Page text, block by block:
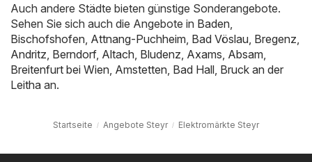
Auch andere Städte bieten günstige Sonderangebote.
Sehen Sie sich auch die Angebote in Baden
Bischofshofen Attnang-Puchheim Bad Vöslau Bregenz
Andritz Berndorf, Altach Bludenz Axams Absam
Breitenfurt bei Wien Amstetten Bad Hall Bruck an der
Leitha an.
Startseite Angebote Steyr Elektromärkte Steyr